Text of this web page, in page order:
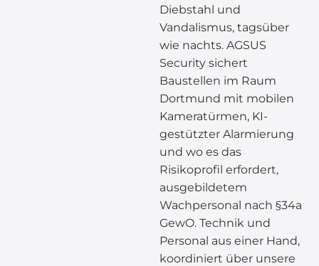
Diebstahl und
Vandalismus, tagsüber
wie nachts. AGSUS
Security sichert
Baustellen im Raum
Dortmund mit mobilen
Kameratürmen, KI-
gestützter Alarmierung
und wo es das
Risikoprofil erfordert,
ausgebildetem
Wachpersonal nach §34a
GewO. Technik und
Personal aus einer Hand,
koordiniert über unsere